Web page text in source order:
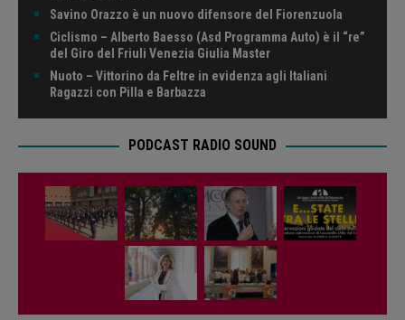
Savino Orazzo è un nuovo difensore del Fiorenzuola
Ciclismo – Alberto Baesso (Asd Programma Auto) è il “re”
del Giro del Friuli Venezia Giulia Master
Nuoto – Vittorino da Feltre in evidenza agli Italiani
Ragazzi con Pilla e Barbazza
PODCAST RADIO SOUND